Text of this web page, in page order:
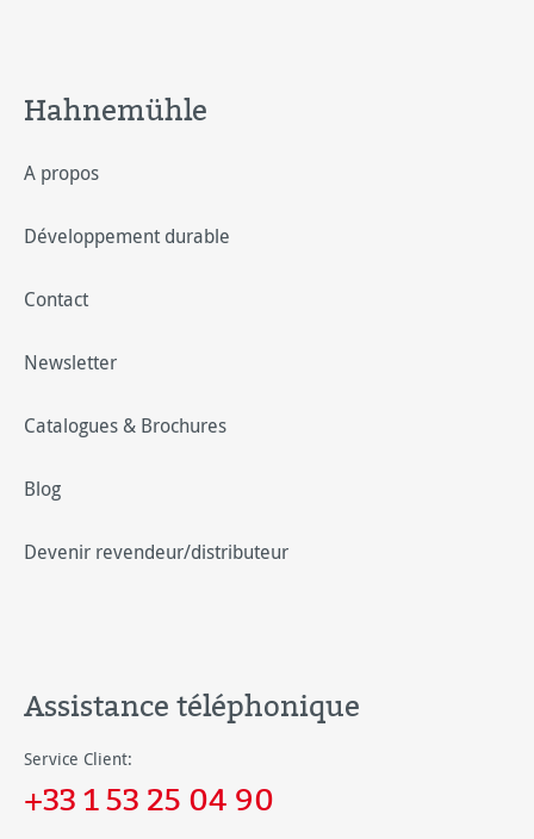
Hahnemühle
A propos
Développement durable
Contact
Newsletter
Catalogues & Brochures
Blog
Devenir revendeur/distributeur
Assistance téléphonique
Service Client:
+33 1 53 25 04 90